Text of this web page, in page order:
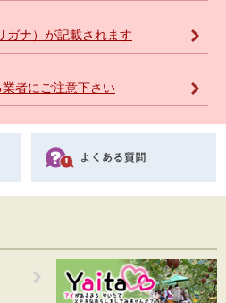
ガナ）が記載されます
者にご注意下さい